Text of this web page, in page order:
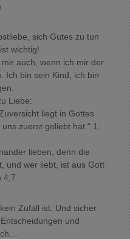
sich Gutes zu tun
wichtig!
auch, wenn ich mir der
Ich bin sein Kind, ich bin
Liebe:
liegt in Gottes
zuerst geliebt hat.“ 1.
lieben, denn die
und wer liebt, ist aus Gott
4,7
Zufall ist. Und sicher
und